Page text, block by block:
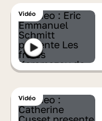
Vidéo
Vidéo